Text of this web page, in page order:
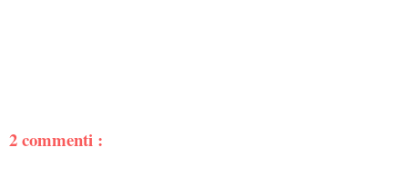
2 commenti :